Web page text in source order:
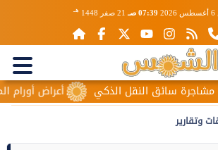
07:39 صـ 21 صفر 1448 هـ
أعراض أورام المبيض النقل الذكي
وتقارير